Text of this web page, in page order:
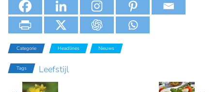
Categorie Headlines Nieuws
Tags Leefstijl